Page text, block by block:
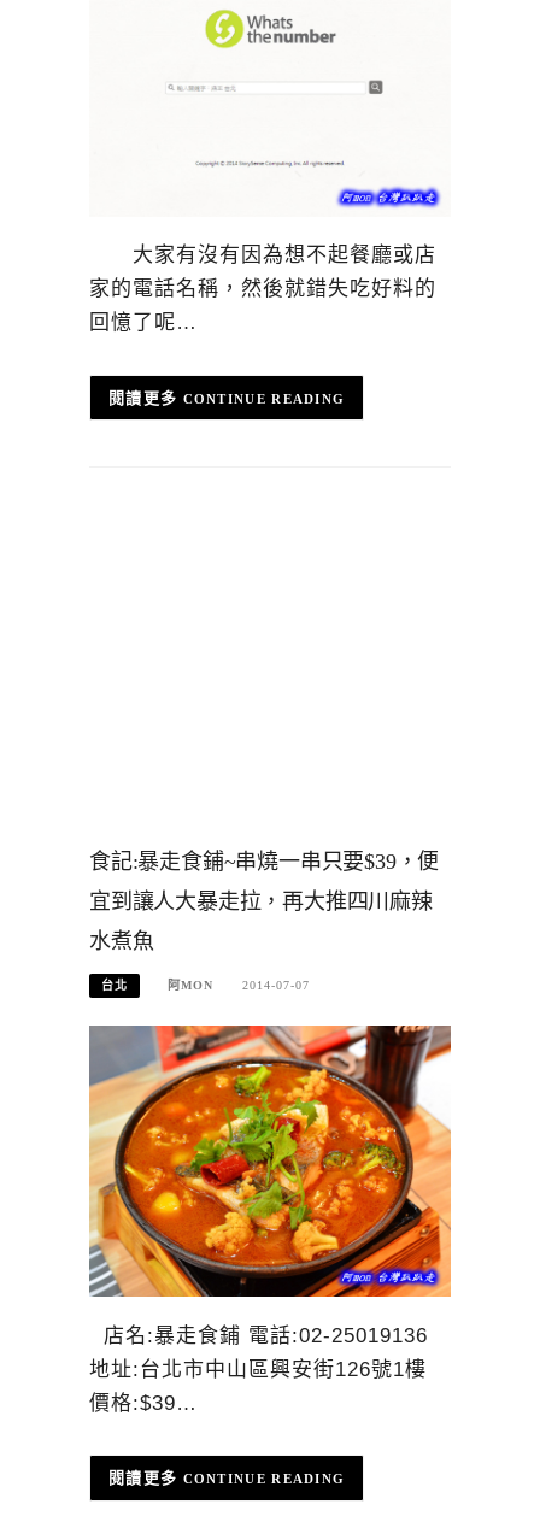
大家有沒有因為想不起餐廳或店
家的電話名稱，然後就錯失吃好料的
回憶了呢…
CONTINUE READING
食記:暴走食鋪~串燒一串只要$39，便
宜到讓人大暴走拉，再大推四川麻辣
水煮魚
台北 阿MON 2014-07-07
店名:暴走食鋪 電話:02-25019136
地址:台北市中山區興安街126號1樓
價格:$39…
CONTINUE READING